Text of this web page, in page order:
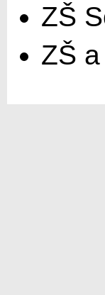
ZŠ
ZŠ